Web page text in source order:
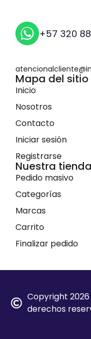
+57 320
Mapa del sitio
Inicio
Nosotros
Contacto
Iniciar sesión
Registrarse
Nuestra tienda
Pedido masivo
Categorías
Marcas
Carrito
Finalizar pedido
Copyright 2026
derechos